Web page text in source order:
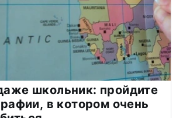
школьник: пройдите
в котором очень